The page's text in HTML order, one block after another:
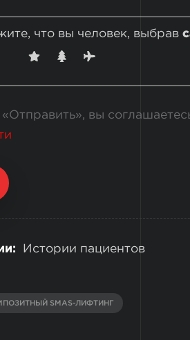
что вы человек, выбрав
вы
Истории пациентов
SMAS-ЛИФТИНГ